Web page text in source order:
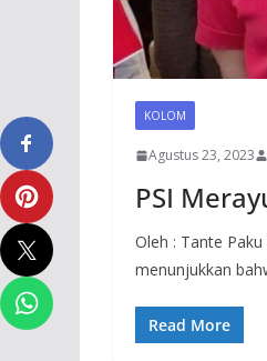
KOLOM
Agustus 23, 2023
PSI
Oleh : Tante
menunjukkan
Read More